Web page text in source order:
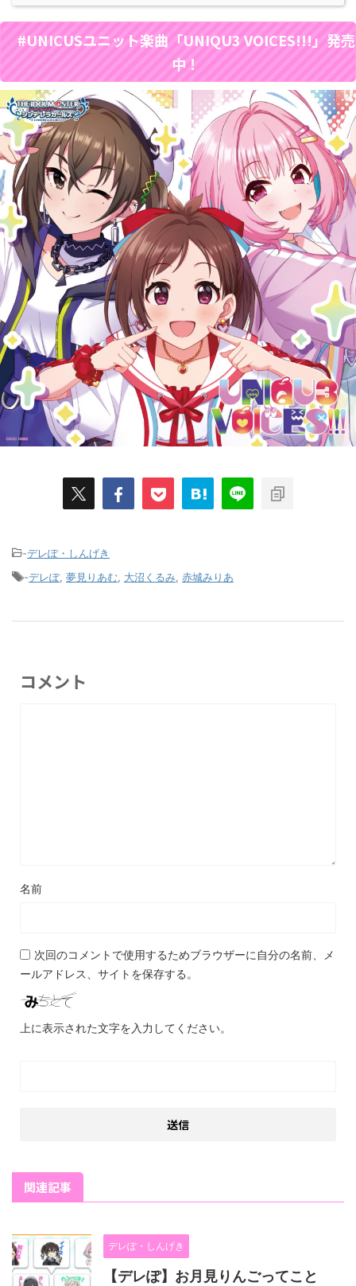
#UNICUSユニット楽曲「UNIQU3 VOICES!!!」発売
中！
-デレぽ・しんげき
-デレぽ, 夢見りあむ 大沼くるみ 赤城みりあ
コメント
名前
次回のコメントで使用するためブラウザーに自分の名前、メ
ールアドレス、サイトを保存する。
上に表示された文字を入力してください。
関連記事
デレぽ・しんげき
【デレぽ】お月見りんごってこと